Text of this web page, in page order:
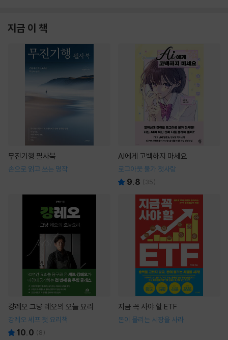
지금 이 책
무진기행 필사북
손으로 읽고 쓰는 명작
AI에게 고백하지 마세요
로그아웃 불가 첫사랑
9.8 ( 35)
걍레오 그냥 레오의 오늘 요리
강레오 셰프 첫 요리책
10.0 (8)
지금 꼭 사야 할 ETF
돈이 몰리는 시장을 사라